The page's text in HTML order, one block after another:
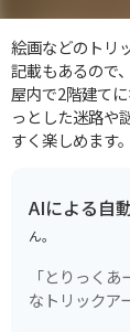
絵画などのトリ
記載もあるので
屋内で2階建て
っとした迷路や
すく楽しめます。
AIによる自
ん。
「とりっく
なトリックア